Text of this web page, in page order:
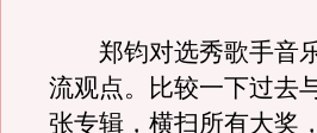
郑钧对选秀歌手音乐
流观点。比较一下过去
张专辑，横扫所有大奖